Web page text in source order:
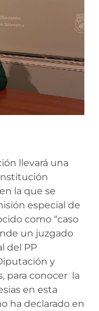
llevará una
la que se
especial de
como “caso
un juzgado
del PP
y
para conocer la
en esta
ha declarado en